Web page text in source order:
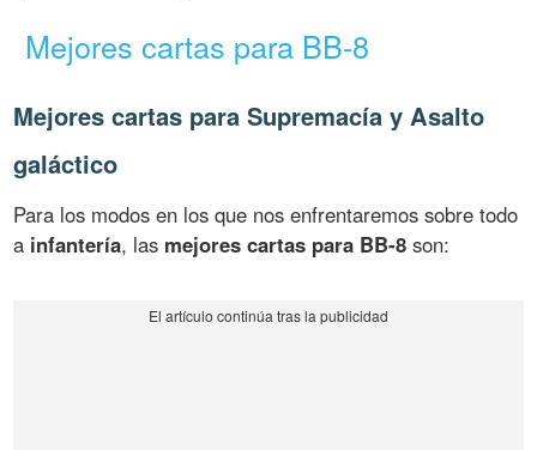
Mejores cartas para BB-8
Mejores cartas para Supremacía y Asalto
galáctico
Para los modos en los que nos enfrentaremos sobre todo
a infantería, las mejores cartas para BB-8 son: